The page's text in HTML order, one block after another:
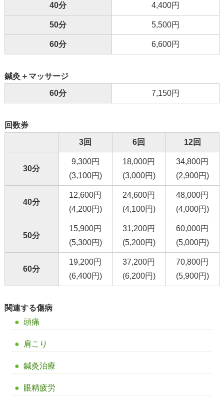
40分 4,400円
50分 5,500円
60分 6,600円
鍼灸＋マッサージ
60分
7,150円
回数券
3回
6回 12回
30分
9,300円
(3,100円)
18,000円
(3,000円)
34,800円
(2,900円)
40分
12,600円
(4,200円)
24,600円
(4,100円)
48,000円
(4,000円)
50分
15,900円
(5,300円)
31,200円
(5,200円)
60,000円
(5,000円)
60分
19,200円
(6,400円)
37,200円
(6,200円)
70,800円
(5,900円)
関連する傷病
頭痛
肩こり
鍼灸治療
眼精疲労